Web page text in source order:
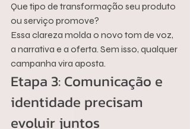
Que tipo de transformação seu produto
ou serviço promove?
Essa clareza molda o novo tom de voz,
a narrativa e a oferta. Sem isso, qualquer
campanha vira aposta.
Etapa 3: Comunicação e
identidade precisam
evoluir juntos